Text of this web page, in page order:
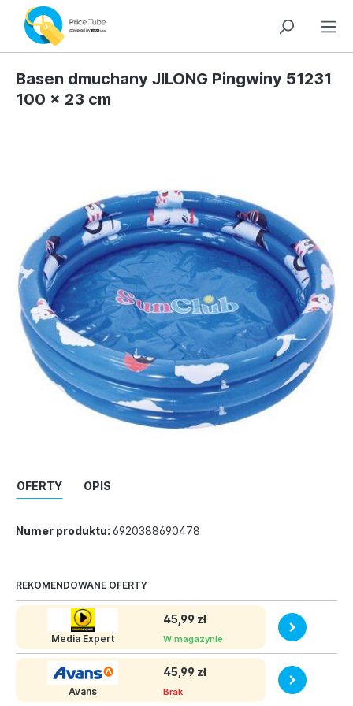
Basen dmuchany JILONG Pingwiny 51231
100 x 23 cm
OFERTY OPIS
Numer produktu: 6920388690478
REKOMENDOWANE OFERTY
Media Expert
45,99 zł
W magazynie
Avans
45,99 zł
Brak